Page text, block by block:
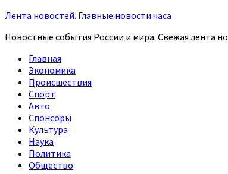
Лента новостей. Главные новости часа
Новостные события России и мира. Свежая лента
Главная
Экономика
Происшествия
Спорт
Авто
Спонсоры
Культура
Наука
Политика
Общество